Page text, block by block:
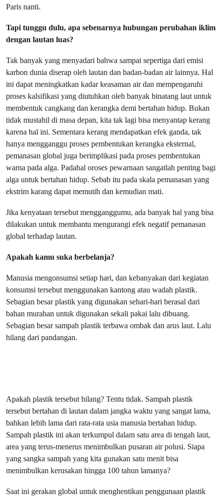
Paris nanti.
Tapi tunggu dulu, apa sebenarnya hubungan perubahan iklim
dengan lautan luas?
Tak banyak yang menyadari bahwa sampai sepertiga dari emisi
karbon dunia diserap oleh lautan dan badan-badan air lainnya. Hal
ini dapat meningkatkan kadar keasaman air dan mempengaruhi
proses kalsifikasi yang diutuhkan oleh banyak binatang laut untuk
membentuk cangkang dan kerangka demi bertahan hidup. Bukan
tidak mustahil di masa depan, kita tak lagi bisa menyantap kerang
karena hal ini. Sementara kerang mendapatkan efek ganda, tak
hanya mengganggu proses pembentukan kerangka eksternal,
pemanasan global juga berimplikasi pada proses pembentukan
warna pada alga. Padahal oroses pewarnaan sangatlah penting bagi
alga untuk bertahan hidup. Sebab itu pada skala pemanasan yang
ekstrim karang dapat memutih dan kemudian mati.
Jika kenyataan tersebut mengganggumu, ada banyak hal yang bisa
dilakukan untuk membantu mengurangi efek negatif pemanasan
global terhadap lautan.
Apakah kamu suka berbelanja?
Manusia mengonsumsi setiap hari, dan kebanyakan dari kegiatan
konsumsi tersebut menggunakan kantong atau wadah plastik.
Sebagian besar plastik yang digunakan sehari-hari berasal dari
bahan murahan untuk digunakan sekali pakai lalu dibuang.
Sebagian besar sampah plastik terbawa ombak dan arus laut. Lalu
hilang dari pandangan.
Apakah plastik tersebut hilang? Tentu tidak. Sampah plastik
tersebut bertahan di lautan dalam jangka waktu yang sangat lama,
bahkan lebih lama dari rata-rata usia manusia bertahan hidup.
Sampah plastik ini akan terkumpul dalam satu area di tengah laut,
area yang terus-menerus menimbulkan pusaran air polusi. Siapa
yang sangka sampah yang kita gunakan satu menit bisa
menimbulkan kerusakan hingga 100 tahun lamanya?
Saat ini gerakan global untuk menghentikan penggunaan plastik